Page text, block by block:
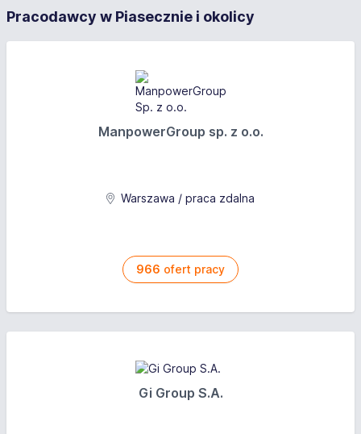
Pracodawcy w Piasecznie i okolicy
ManpowerGroup sp. z o.o.
Warszawa / praca zdalna
966 ofert pracy
Gi Group S.A.